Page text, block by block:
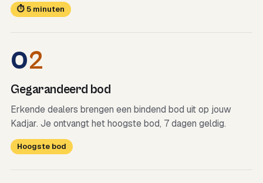
⏱ 5 minuten
02
Gegarandeerd bod
Erkende dealers brengen een bindend bod uit op jouw
Kadjar. Je ontvangt het hoogste bod, 7 dagen geldig.
Hoogste bod